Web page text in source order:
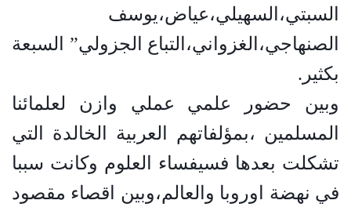
السبتي،السهيلي،عياض،يوسف
الصنهاجي،الغزواني،التباع الجزولي” السبعة
بكثير .
وبين حضور علمي عملي وازن لعلمائنا
المسلمين ،بمؤلفاتهم العربية الخالدة التي
تشكلت بعدها فسيفساء العلوم وكانت سببا
في نهضة اوروبا والعالم،وبين اقصاء مقصود